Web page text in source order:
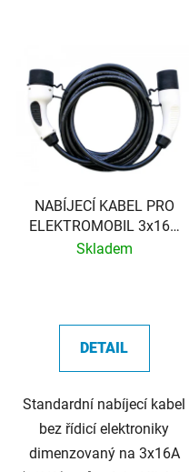
NABÍJECÍ KABEL PRO
ELEKTROMOBIL 3x16A
(TYP2 → TYP2)
Skladem
DETAIL
Standardní nabíjecí kabel
bez řídicí elektroniky
dimenzovaný na 3x16A